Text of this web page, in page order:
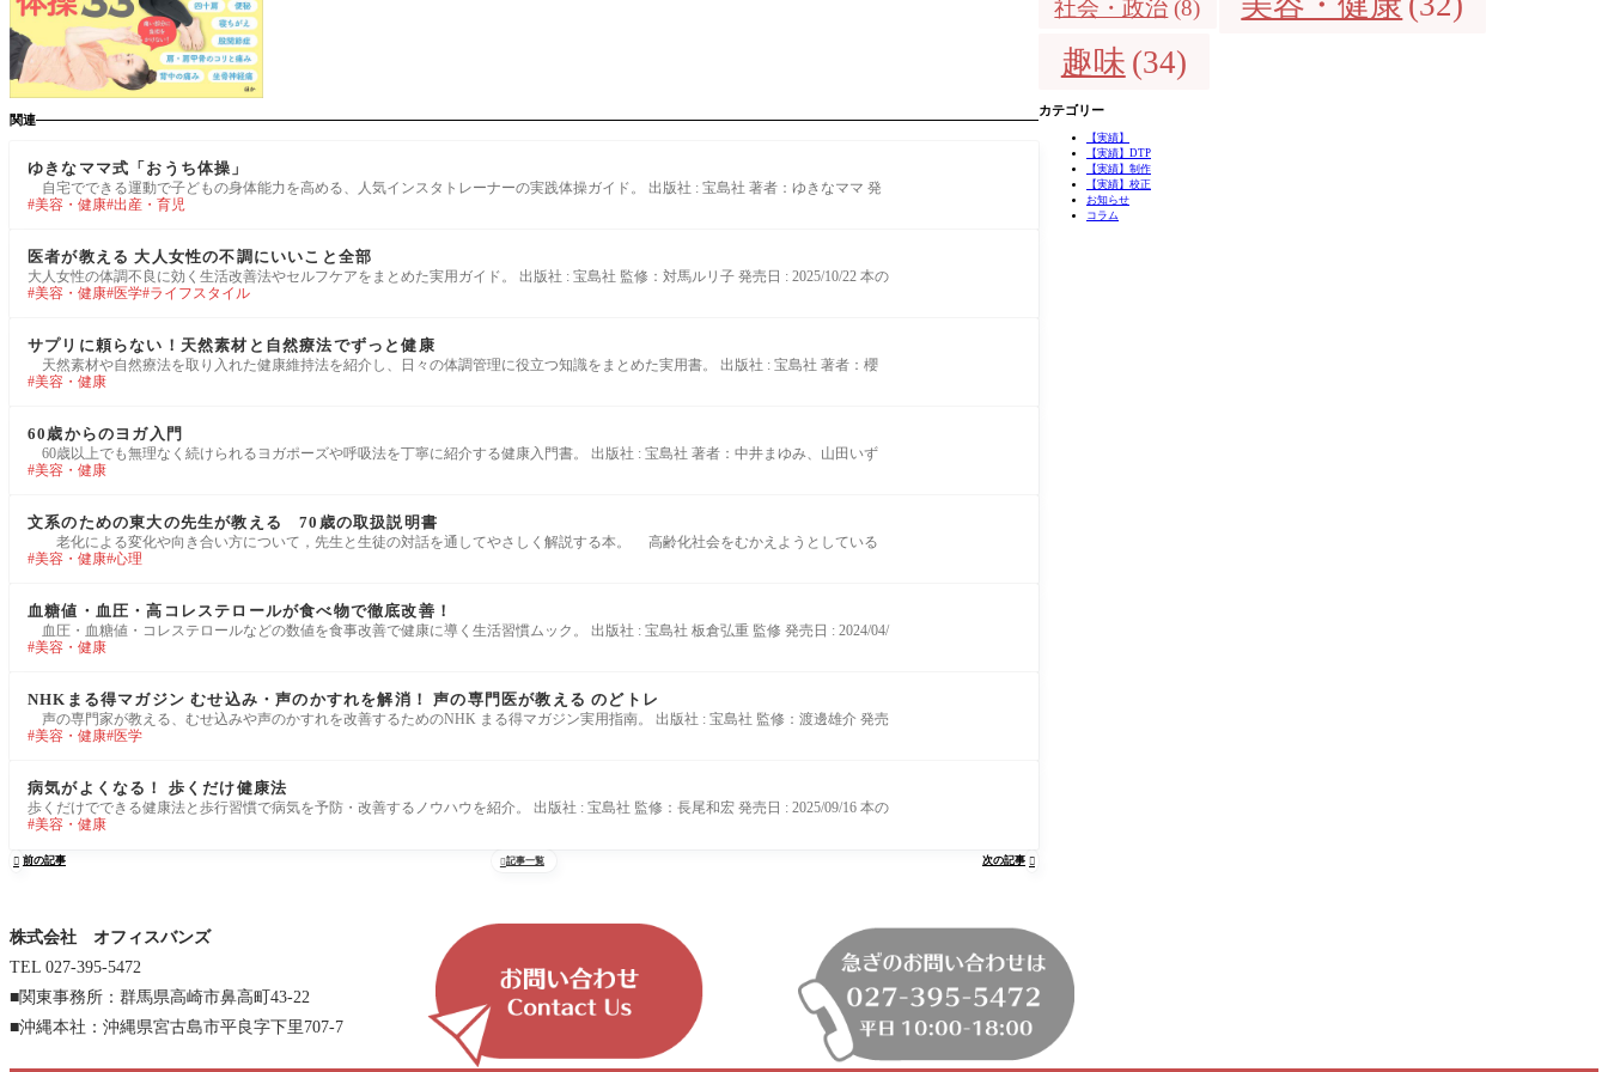
関連
ゆきなママ式「おうち体操」
自宅でできる運動で子どもの身体能力を高める、人気インスタトレーナーの実践体操ガイド。 出版社 : 宝島社 著者：ゆきなママ 発
美容・健康 出産・育児
医者が教える 大人女性の不調にいいこと全部
大人女性の体調不良に効く生活改善法やセルフケアをまとめた実用ガイド。 出版社 : 宝島社 監修：対馬ルリ子 発売日 : 2025/10/22 本の
美容・健康 医学 ライフスタイル
サプリに頼らない！天然素材と自然療法でずっと健康
天然素材や自然療法を取り入れた健康維持法を紹介し、日々の体調管理に役立つ知識をまとめた実用書。 出版社 : 宝島社 著者：櫻
美容・健康
60歳からのヨガ入門
60歳以上でも無理なく続けられるヨガポーズや呼吸法を丁寧に紹介する健康入門書。 出版社 : 宝島社 著者：中井まゆみ、山田いず
美容・健康
文系のための東大の先生が教える 70歳の取扱説明書
老化による変化や向き合い方について，先生と生徒の対話を通してやさしく解説する本。 高齢化社会をむかえようとしている
美容・健康 心理
血糖値・血圧・高コレステロールが食べ物で徹底改善！
血圧・血糖値・コレステロールなどの数値を食事改善で健康に導く生活習慣ムック。 出版社 : 宝島社 板倉弘重 監修 発売日 : 2024/04/
美容・健康
NHKまる得マガジン むせ込み・声のかすれを解消！ 声の専門医が教える のどトレ
声の専門家が教える、むせ込みや声のかすれを改善するためのNHK まる得マガジン実用指南。 出版社 : 宝島社 監修：渡邊雄介 発売
美容・健康 医学
病気がよくなる！ 歩くだけ健康法
歩くだけでできる健康法と歩行習慣で病気を予防・改善するノウハウを紹介。 出版社 : 宝島社 監修：長尾和宏 発売日 : 2025/09/16 本の
美容・健康
 前の記事 記事一覧 次の記事 
社会・政治 (8)
趣味 (34)
カテゴリー
【実績】
【実績】DTP
【実績】制作
【実績】校正
お知らせ
コラム
株式会社 オフィスバンズ
TEL 027-395-5472
■関東事務所：群馬県高崎市鼻高町43-22
■沖縄本社：沖縄県宮古島市平良字下里707-7